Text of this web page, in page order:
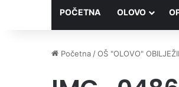
POČETNA OLOVO
Početna /OŠ "OLOVO"